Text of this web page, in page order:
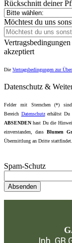
Rückschnitt deiner
Möchtest du uns
akzeptiert
Die Vertragsbedingungen zur
Datenschutz &
Felder mit Sternchen (*)
Bereich Datenschutzerhältst Du
ABSENDEN hast Du die
einverstanden, dass Blumen
Übermittlung an Dritte
Spam-Schutz